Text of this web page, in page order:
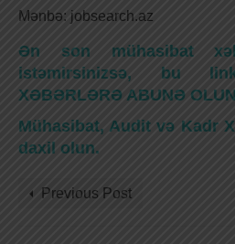
Mənbə: jobsearch.az
Ən son mühasibat
istəmirsinizsə, bu
XƏBƏRLƏRƏ ABUNƏ
Mühasibat, Audit və Kadr
daxil olun.
Previous Post